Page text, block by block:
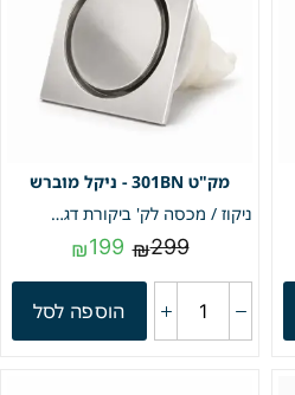
301BN - ניקל מוברש
ניקוז / מכסה לק' ביקורת דגם "קופר" | 10/10 | פטנט חוסם ריחות וחרקים | ניקל מוברש | מק"ט 301BN
₪299
₪199
הוספה לסל